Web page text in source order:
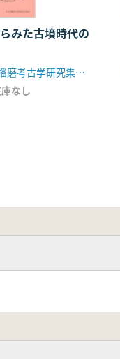
みた古墳時代の
第18回播磨考古学研究集会実行委員会
なし